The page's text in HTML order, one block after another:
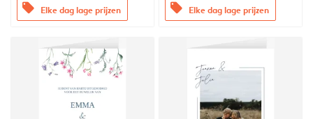
offers Elke dag lage prijzen offers Elke dag lage prijzen